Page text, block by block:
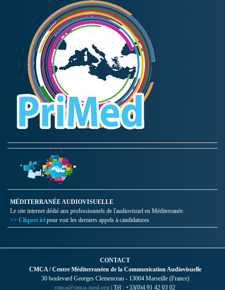
MÉDITERRANÉE AUDIOVISUELLE
Le site internet dédié aux professionnels de l'audiovisuel en Méditerranée.
>> Cliquez ici pour voir les derniers appels à candidatures
CONTACT
CMCA / Centre Méditerranéen de la Communication Audiovisuelle
30 boulevard Georges Clemenceau - 13004 Marseille (France)
cmca@cmca-med.org | Tél : +33(0)4 91 42 03 02